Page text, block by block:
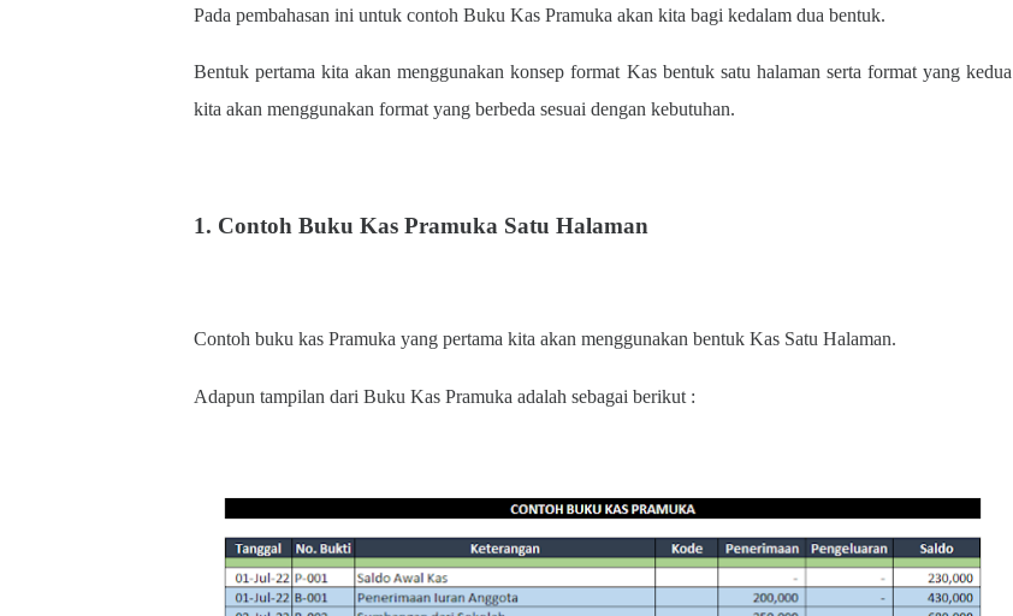
Pada pembahasan ini untuk contoh Buku Kas Pramuka akan kita bagi kedalam dua bentuk.
Bentuk pertama kita akan menggunakan konsep format Kas bentuk satu halaman serta format yang kedua
kita akan menggunakan format yang berbeda sesuai dengan kebutuhan.
1. Contoh Buku Kas Pramuka Satu Halaman
Contoh buku kas Pramuka yang pertama kita akan menggunakan bentuk Kas Satu Halaman.
Adapun tampilan dari Buku Kas Pramuka adalah sebagai berikut :